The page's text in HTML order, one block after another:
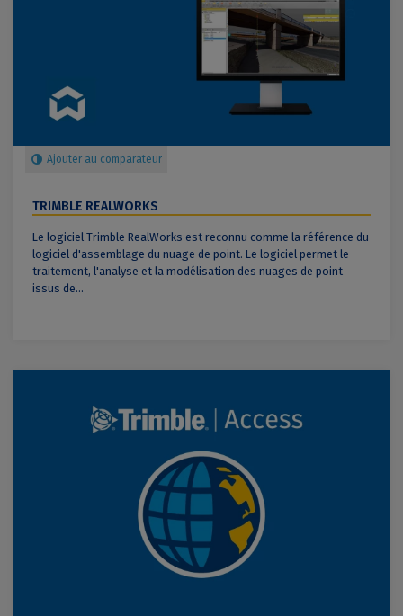
Ajouter au comparateur
TRIMBLE REALWORKS
Le logiciel Trimble RealWorks est reconnu comme la référence du
logiciel d'assemblage du nuage de point. Le logiciel permet le
traitement, l'analyse et la modélisation des nuages de point
issus de...